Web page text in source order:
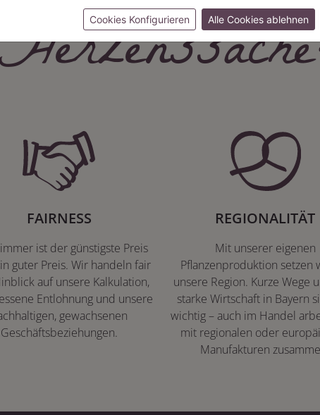
FAIRNESS
ist der günstigste Preis
guter Preis. Wir handeln fair
auf unsere Kalkulation,
Entlohnung und unsere
gewachsenen
Geschäftsbeziehungen.
REGIONALITÄT
Mit unserer eigenen
Pflanzenproduktion setzen
unsere Region. Kurze Wege
starke Wirtschaft in Bayern
wichtig – auch im Handel
mit regionalen oder
Manufakturen
Cookies Konfigurieren Alle Cookies ablehnen